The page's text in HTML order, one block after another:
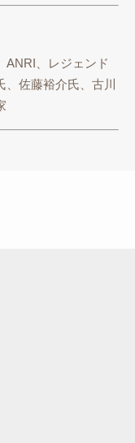
ANRI、レジェンド
佐藤裕介氏、古川